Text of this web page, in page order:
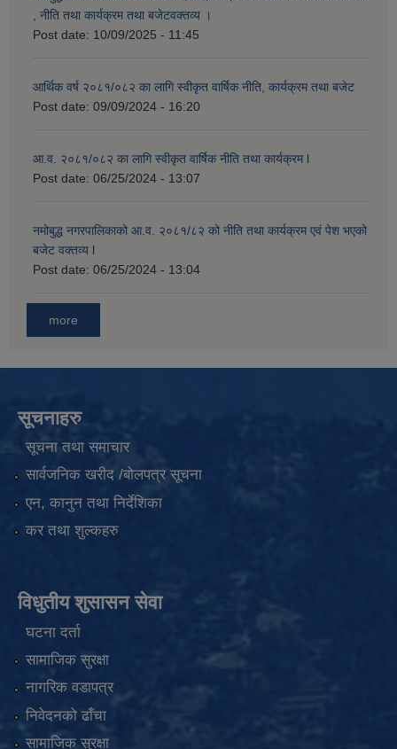
, नीति तथा कार्यक्रम तथा बजेटवक्तव्य ।
Post date: 10/09/2025 - 11:45
आर्थिक वर्ष २०८१/०८२ का लागि स्वीकृत वार्षिक नीति, कार्यक्रम तथा बजेट
Post date: 09/09/2024 - 16:20
आ.व. २०८१/०८२ का लागि स्वीकृत वार्षिक नीति तथा कार्यक्रम l
Post date: 06/25/2024 - 13:07
नमोबुद्ध नगरपालिकाको आ‍.व. २०८१/८२ को नीति तथा कार्यक्रम एवं पेश भएको
बजेट वक्तव्य l
Post date: 06/25/2024 - 13:04
more
सूचनाहरु
सूचना तथा समाचार
सार्वजनिक खरीद /बोलपत्र सूचना
एन, कानुन तथा निर्देशिका
कर तथा शुल्कहरु
विधुतीय शुसासन सेवा
घटना दर्ता
सामाजिक सुरक्षा
नागरिक वडापत्र
निवेदनको ढाँचा
सामाजिक सुरक्षा